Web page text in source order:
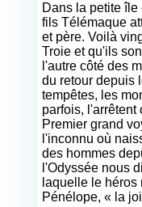
Dans la petite
fils Télémaque
et père. Voilà
Troie et qu'ils
l'autre côté des
du retour depuis
tempêtes, les
parfois, l'arrêtent
Premier grand
l'inconnu où
des hommes
l'Odyssée nous
laquelle le héros
Pénélope, « la